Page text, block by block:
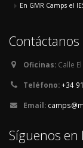
En GMR Camps el
Contáctanos
Oficinas: Calle
Teléfono:+34
Email:
Síguenos en